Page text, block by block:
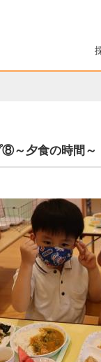
～夕食の時間～